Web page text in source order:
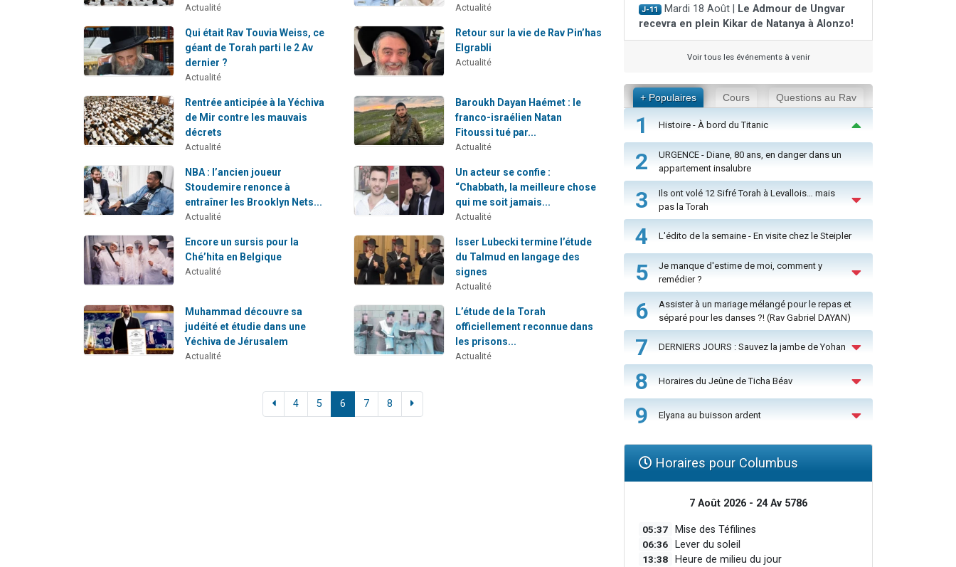
Actualité Actualité
Qui était Rav Touvia Weiss, ce
géant de Torah parti le 2 Av
dernier ?
Actualité
Retour sur la vie de Rav Pin’has
Elgrabli
Actualité
Rentrée anticipée à la Yéchiva
de Mir contre les mauvais
décrets
Actualité
Baroukh Dayan Haémet : le
franco-israélien Natan
Fitoussi tué par...
Actualité
NBA : l’ancien joueur
Stoudemire renonce à
entraîner les Brooklyn Nets...
Actualité
Un acteur se confie :
“Chabbath, la meilleure chose
qui me soit jamais...
Actualité
Encore un sursis pour la
Ché’hita en Belgique
Actualité
Isser Lubecki termine l’étude
du Talmud en langage des
signes
Actualité
Muhammad découvre sa
judéité et étudie dans une
Yéchiva de Jérusalem
Actualité
L’étude de la Torah
officiellement reconnue dans
les prisons...
Actualité
4 5 6 7 8
J-11 Mardi 18 Août |
Le Admour de Ungvar
recevra en plein Kikar de Natanya à Alonzo!
Voir tous les événements à venir
+ Populaires Cours Questions au Rav
1 Histoire - À bord du Titanic
2
URGENCE - Diane, 80 ans, en danger dans un
appartement insalubre
3
Ils ont volé 12 Sifré Torah à Levallois… mais
pas la Torah
4 L'édito de la semaine - En visite chez le Steipler
5
Je manque d'estime de moi, comment y
remédier ?
6
Assister à un mariage mélangé pour le repas et
séparé pour les danses ?! (Rav Gabriel DAYAN)
7 DERNIERS JOURS : Sauvez la jambe de Yohan
8 Horaires du Jeûne de Ticha Béav
9 Elyana au buisson ardent
Horaires pour Columbus
7 Août 2026 - 24 Av 5786
05:37 Mise des Téfilines
06:36 Lever du soleil
13:38 Heure de milieu du jour